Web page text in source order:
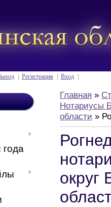
Регистрация Вход
Главная »
Нотариусы
области »
округ